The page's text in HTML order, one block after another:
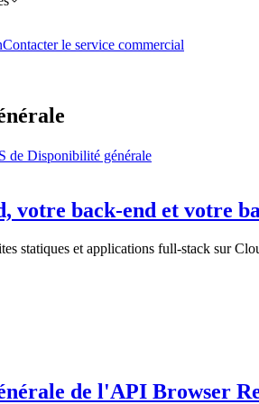
Contacter le service commercial
de Disponibilité générale
votre back-end et votre
statiques et applications full-stack sur
de l'API Browser